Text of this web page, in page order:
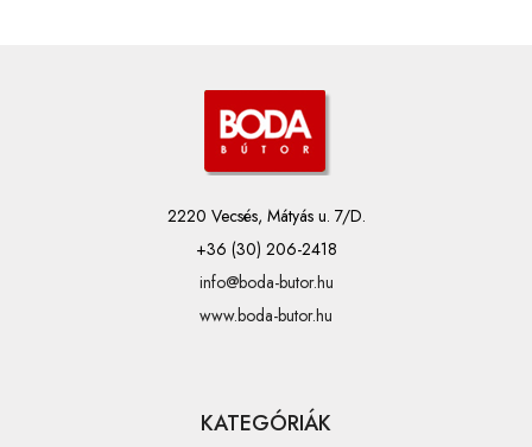
2220 Vecsés, Mátyás u. 7/D.
+36 (30) 206-2418
info@boda-butor.hu
www.boda-butor.hu
KATEGÓRIÁK